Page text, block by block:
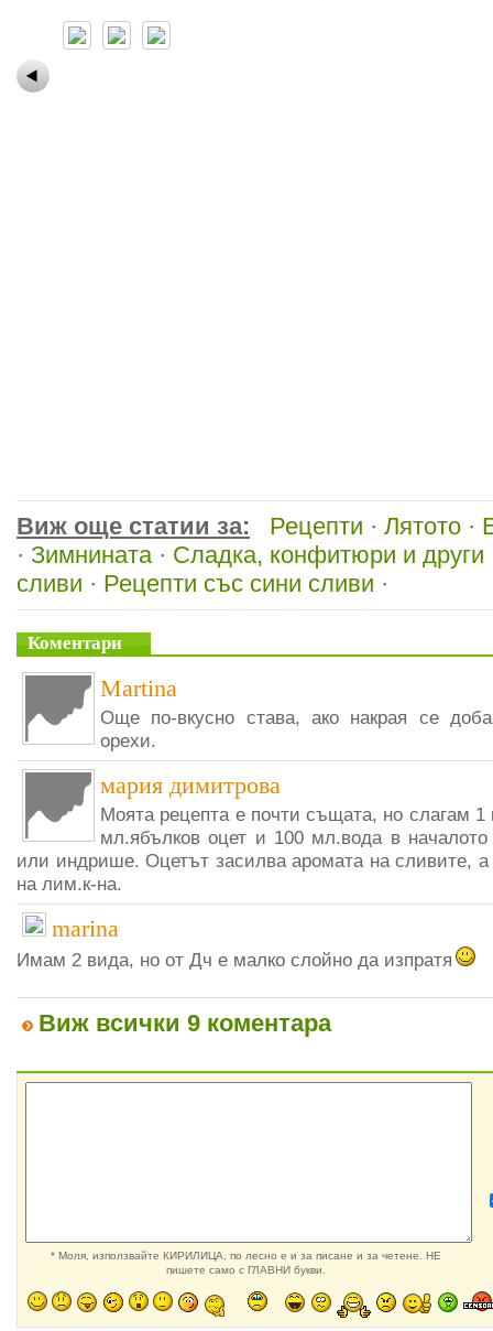
Виж още статии за: Рецепти · Лятото ·
· Зимнината· Сладка, конфитюри и други
сливи · Рецепти със сини сливи ·
Коментари
Martina
Още по-вкусно става, ако накрая се
орехи.
мария димитрова
Моята рецепта е почти същата, но слагам 1
мл.ябълков оцет и 100 мл.вода в
или индрише. Оцетът засилва аромата на сливите,
на лим.к-на.
marina
Имам 2 вида, но от Дч е малко слойно да изпратя
Виж всички 9 коментара
* Моля, използвайте КИРИЛИЦА, по лесно е и за писане и за четене. НЕ
пишете само с ГЛАВНИ букви.